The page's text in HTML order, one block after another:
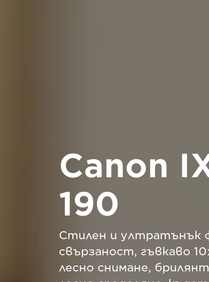
Canon
190
Стилен и ултратънък
свързаност, гъвкаво
лесно снимане,